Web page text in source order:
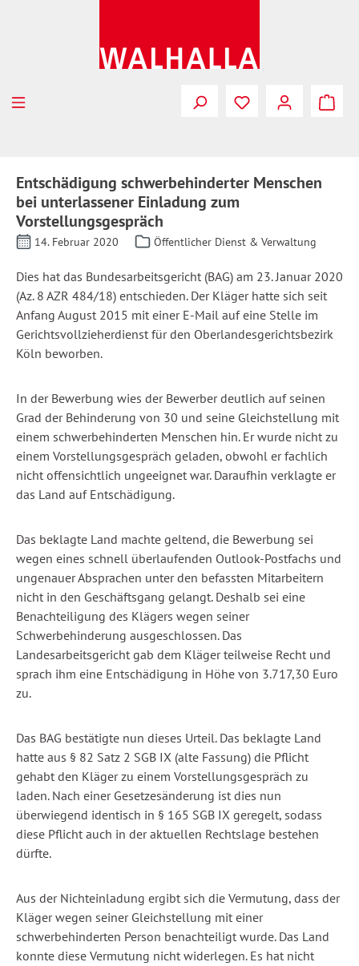
Entschädigung schwerbehinderter Menschen
bei unterlassener Einladung zum
Vorstellungsgespräch
14. Februar 2020 Öffentlicher Dienst & Verwaltung
Dies hat das Bundesarbeitsgericht (BAG) am 23. Januar 2020
(Az. 8 AZR 484/18) entschieden. Der Kläger hatte sich seit
Anfang August 2015 mit einer E-Mail auf eine Stelle im
Gerichtsvollzieherdienst für den Oberlandesgerichtsbezirk
Köln beworben.
In der Bewerbung wies der Bewerber deutlich auf seinen
Grad der Behinderung von 30 und seine Gleichstellung mit
einem schwerbehinderten Menschen hin. Er wurde nicht zu
einem Vorstellungsgespräch geladen, obwohl er fachlich
nicht offensichtlich ungeeignet war. Daraufhin verklagte er
das Land auf Entschädigung.
Das beklagte Land machte geltend, die Bewerbung sei
wegen eines schnell überlaufenden Outlook-Postfachs und
ungenauer Absprachen unter den befassten Mitarbeitern
nicht in den Geschäftsgang gelangt. Deshalb sei eine
Benachteiligung des Klägers wegen seiner
Schwerbehinderung ausgeschlossen. Das
Landesarbeitsgericht gab dem Kläger teilweise Recht und
sprach ihm eine Entschädigung in Höhe von 3.717,30 Euro
zu.
Das BAG bestätigte nun dieses Urteil. Das beklagte Land
hatte aus § 82 Satz 2 SGB IX (alte Fassung) die Pflicht
gehabt den Kläger zu einem Vorstellungsgespräch zu
laden. Nach einer Gesetzesänderung ist dies nun
überwiegend identisch in § 165 SGB IX geregelt, sodass
diese Pflicht auch in der aktuellen Rechtslage bestehen
dürfte.
Aus der Nichteinladung ergibt sich die Vermutung, dass der
Kläger wegen seiner Gleichstellung mit einer
schwerbehinderten Person benachteiligt wurde. Das Land
konnte diese Vermutung nicht widerlegen. Es hat nicht